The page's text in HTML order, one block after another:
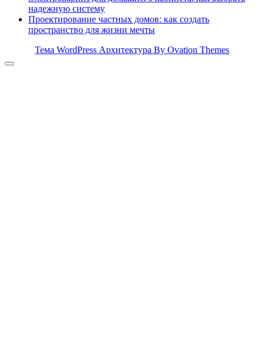
надежную систему
Проектирование частных домов: как создать
пространство для жизни мечты
Тема WordPress Архитектура By Ovation Themes